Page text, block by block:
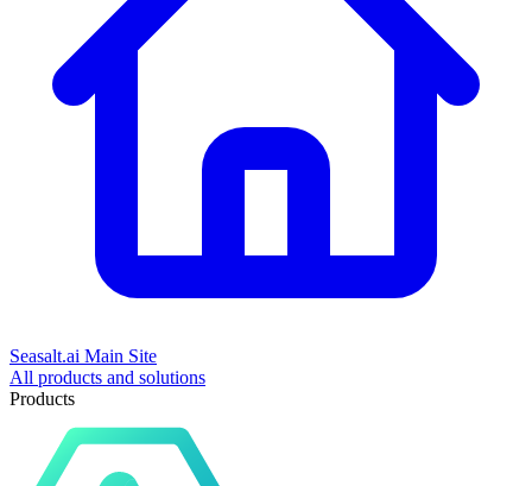
Seasalt.ai Main Site
All products and solutions
Products